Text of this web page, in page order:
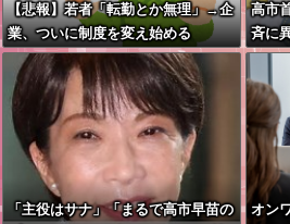
【悲報】若者「転勤とか無理」→企
業、ついに制度を変え始める
高市
斉に
「主役はサナ」「まるで高市早苗の
オン